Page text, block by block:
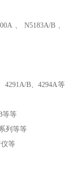
、N5183A/B、
4291A/B、4294A等
等等
列等等
等